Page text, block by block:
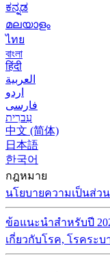
ಕನ್ನಡ
മലയാളം
ไทย
বাংলা
हिंदी
العربية
اردو
فارسی
עִברִית
中文 (简体)
日本語
한국어
กฎหมาย
นโยบายความเป็นส่ว
ข้อแนะนำสำหรับปี
เกี่ยวกับโรค, โรคระ